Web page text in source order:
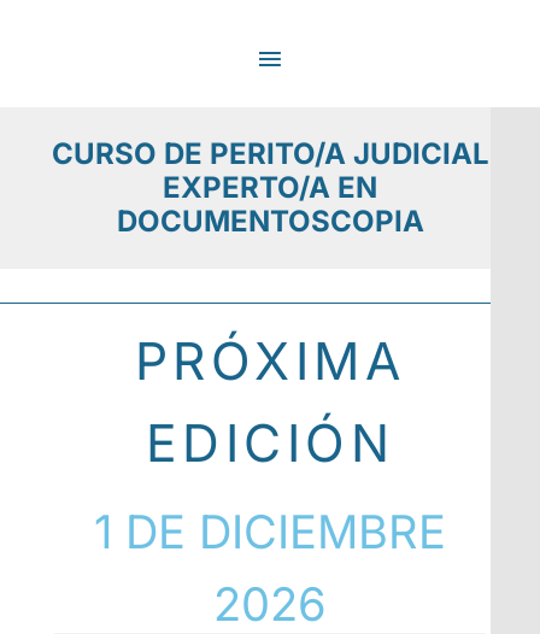
CURSO DE PERITO/A JUDICIAL
EXPERTO/A EN
DOCUMENTOSCOPIA
PRÓXIMA
EDICIÓN
1 DE DICIEMBRE
2026